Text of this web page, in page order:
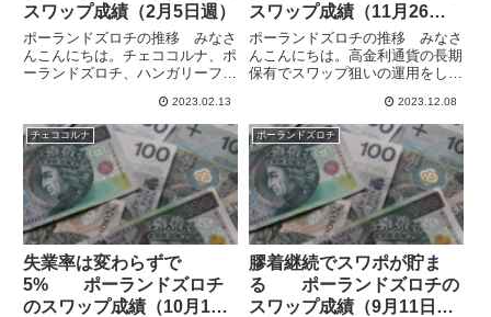
スワップ成績（2月5日週）
ポーランドズロチの推移 みなさ
んこんにちは。チェココルナ、ポ
ーランドズロチ、ハンガリーフォ
リオに入れ運用していますが、昨
年は各国ともインフレで政策金利
を大幅に引き上げたもののターミ
ナルレートに到達して利上げサ
イ...
2023.02.13
スワップ成績（11月26日
週）
ポーランドズロチの推移 みなさ
んこんにちは。高金利通貨の長期
保有でスワップ狙いの運用をして
ロチとチェココルナは対ユーロで
変動が小さく、為替の面では安定
しています。一方で、ユーロ圏の
金利引き上げで金利差が縮小
し、...
2023.12.08
チェココルナ
失業率は変わらずで
5% ポーランドズロチ
のスワップ成績（10月15
ポーランドズロチ
膠着継続でスワポが貯ま
る ポーランドズロチの
スワップ成績（9月11日